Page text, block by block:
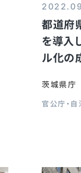
都道府
を導入
ル化の
茨城県庁
官公庁・自